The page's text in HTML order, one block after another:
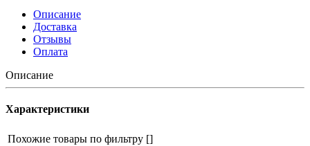
Описание
Доставка
Отзывы
Оплата
Описание
Характеристики
Похожие товары по фильтру []